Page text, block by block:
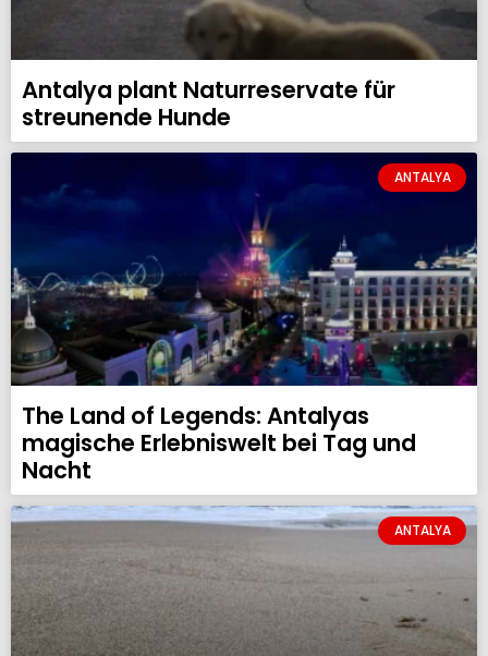
Antalya plant Naturreservate für
streunende Hunde
ANTALYA
The Land of Legends: Antalyas
magische Erlebniswelt bei Tag und
Nacht
ANTALYA